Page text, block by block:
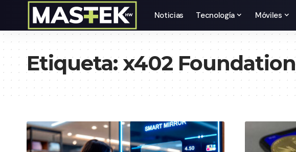
Noticias Tecnología Móviles
Etiqueta:x402 Foundation